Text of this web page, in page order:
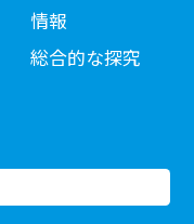
情報
総合的な探究